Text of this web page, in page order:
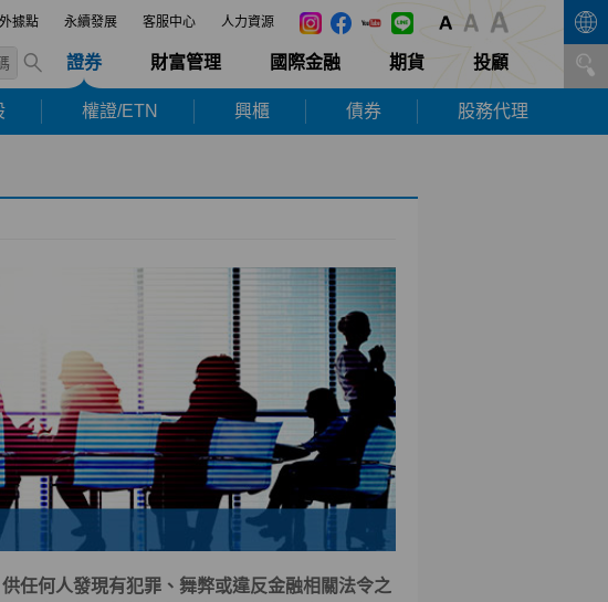
據點 永續發展 客服中心 人力資源
證券 財富管理 國際金融 期貨 投顧
權證/ETN 興櫃 債券 股務代理
任何人發現有犯罪、舞弊或違反金融相關法令之